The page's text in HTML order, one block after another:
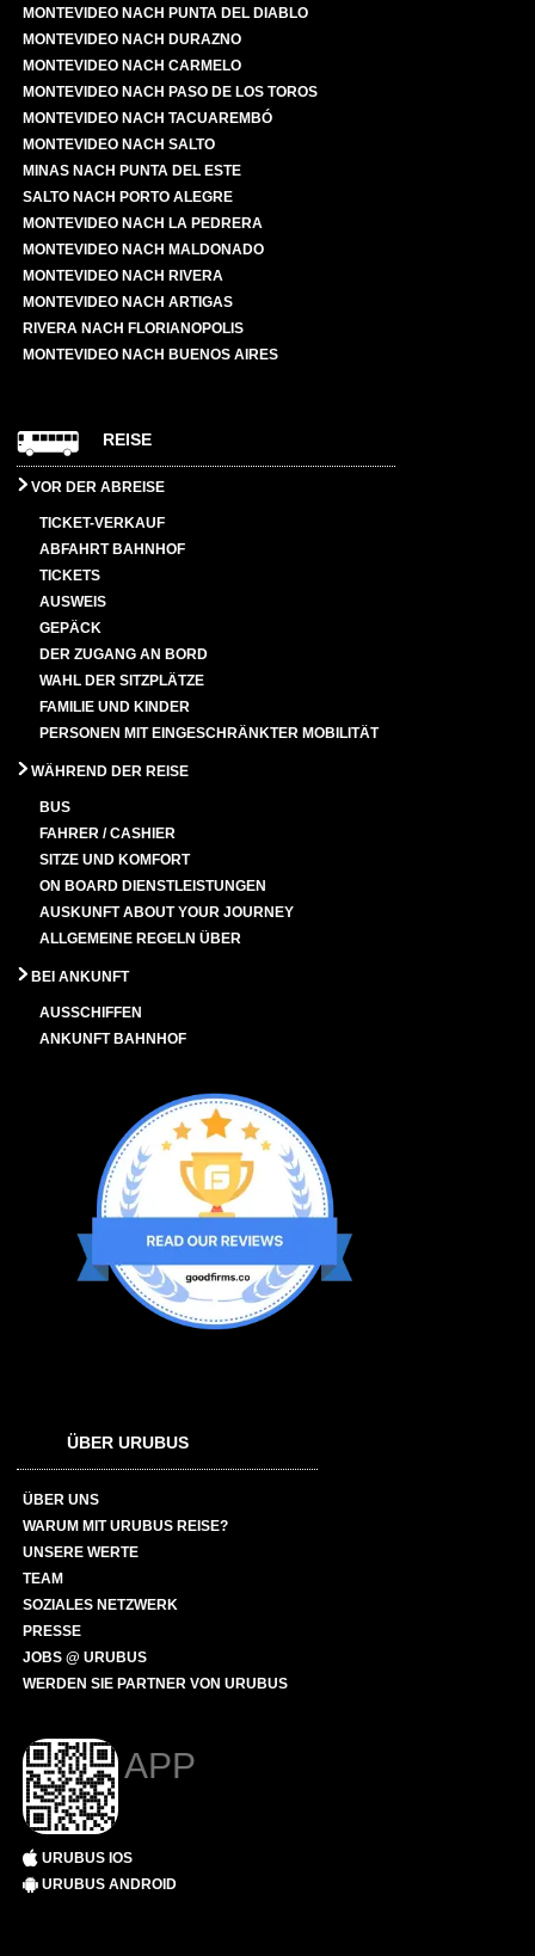
MONTEVIDEO NACH PUNTA DEL DIABLO
MONTEVIDEO NACH DURAZNO
MONTEVIDEO NACH CARMELO
MONTEVIDEO NACH PASO DE LOS TOROS
MONTEVIDEO NACH TACUAREMBÓ
MONTEVIDEO NACH SALTO
MINAS NACH PUNTA DEL ESTE
SALTO NACH PORTO ALEGRE
MONTEVIDEO NACH LA PEDRERA
MONTEVIDEO NACH MALDONADO
MONTEVIDEO NACH RIVERA
MONTEVIDEO NACH ARTIGAS
RIVERA NACH FLORIANOPOLIS
MONTEVIDEO NACH BUENOS AIRES
REISE
VOR DER ABREISE
TICKET-VERKAUF
ABFAHRT BAHNHOF
TICKETS
AUSWEIS
GEPÄCK
DER ZUGANG AN BORD
WAHL DER SITZPLÄTZE
FAMILIE UND KINDER
PERSONEN MIT EINGESCHRÄNKTER MOBILITÄT
WÄHREND DER REISE
BUS
FAHRER / CASHIER
SITZE UND KOMFORT
ON BOARD DIENSTLEISTUNGEN
AUSKUNFT ABOUT YOUR JOURNEY
ALLGEMEINE REGELN ÜBER
BEI ANKUNFT
AUSSCHIFFEN
ANKUNFT BAHNHOF
ÜBER URUBUS
ÜBER UNS
WARUM MIT URUBUS REISE?
UNSERE WERTE
TEAM
SOZIALES NETZWERK
PRESSE
JOBS @ URUBUS
WERDEN SIE PARTNER VON URUBUS
APP
URUBUS IOS
URUBUS ANDROID